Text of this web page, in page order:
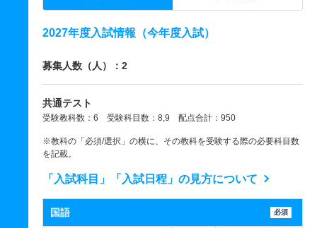
2027年度入試情報（今年度入試）
募集人数（人）：2
共通テスト
受験教科数：6 受験科目数：8,9 配点合計：950
※教科の「必須/選択」の横に、その教科を受験する際の必要科目数
を記載。
「入試科目」「入試日程」の見方について
国語 必須